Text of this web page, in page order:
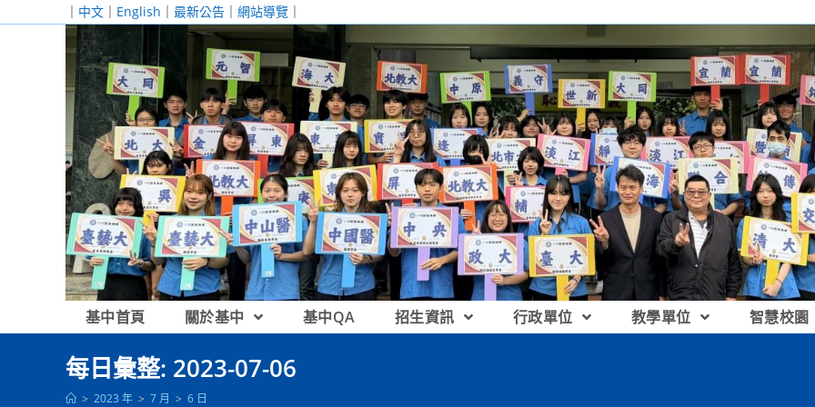
｜ 中文 ｜ English ｜ 最新公告 ｜ 網站導覽 ｜
基中首頁 關於基中 基中QA 招生資訊 行政單位 教學單位 智慧校園
每日彙整: 2023-07-06
> 2023 年 > 7 月 > 6 日